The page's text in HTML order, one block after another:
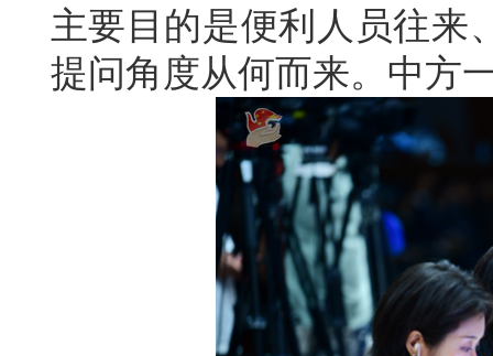
主要目的是便利人员往来
提问角度从何而来。中方